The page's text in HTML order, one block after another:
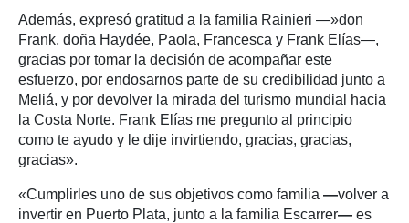
Además, expresó gratitud a la familia Rainieri —»don
Frank, doña Haydée, Paola, Francesca y Frank Elías—,
gracias por tomar la decisión de acompañar este
esfuerzo, por endosarnos parte de su credibilidad junto a
Meliá, y por devolver la mirada del turismo mundial hacia
la Costa Norte. Frank Elías me pregunto al principio
como te ayudo y le dije invirtiendo, gracias, gracias,
gracias».
«Cumplirles uno de sus objetivos como familia —volver a
invertir en Puerto Plata, junto a la familia Escarrer— es